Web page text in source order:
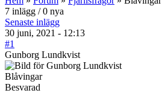
7 inlägg / 0 nya
Senaste inlägg
30 juni, 2021 - 12:13
#1
Gunborg Lundkvist
Blåvingar
Besvarad